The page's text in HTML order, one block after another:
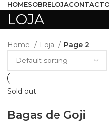
HOMESOBRELOJA
LOJA
Home Loja Page 2
Sold out
Bagas de Goji